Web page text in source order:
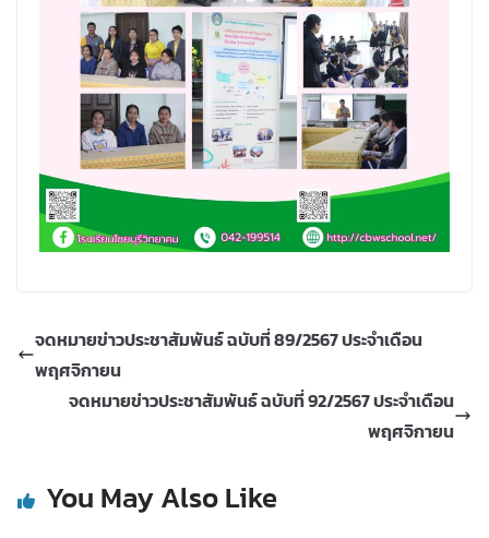
จดหมายข่าวประชาสัมพันธ์ ฉบับที่ 89/2567 ประจำเดือน
พฤศจิกายน
จดหมายข่าวประชาสัมพันธ์ ฉบับที่ 92/2567 ประจำเดือน
พฤศจิกายน
You May Also Like